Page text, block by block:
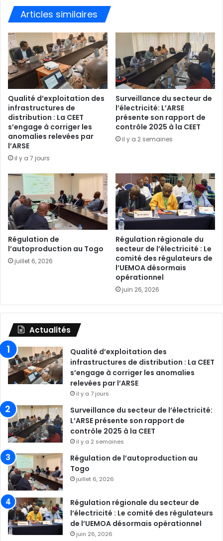
Articles similaires
Qualité d’exploitation des
infrastructures de
distribution : La CEET
s’engage à corriger les
anomalies relevées par
l’ARSE
il y a 7 jours
Surveillance du secteur de
l’électricité: L’ARSE
présente son rapport de
contrôle 2025 à la CEET
il y a 2 semaines
Régulation de
l’autoproduction au Togo
juillet 6, 2026
Régulation régionale du
secteur de l’électricité : Le
comité des régulateurs de
l’UEMOA désormais
opérationnel
juin 26, 2026
Actualités
Qualité d’exploitation des
infrastructures de distribution : La CEET
s’engage à corriger les anomalies
relevées par l’ARSE
il y a 7 jours
Surveillance du secteur de l’électricité:
L’ARSE présente son rapport de
contrôle 2025 à la CEET
il y a 2 semaines
Régulation de l’autoproduction au
Togo
juillet 6, 2026
Régulation régionale du secteur de
l’électricité : Le comité des régulateurs
de l’UEMOA désormais opérationnel
juin 26, 2026